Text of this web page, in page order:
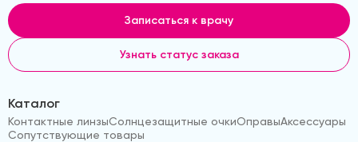
Записаться к врачу
Узнать статус заказа
Каталог
Контактные линзыСолнцезащитные очкиОправыАксессуары
Сопутствующие товары